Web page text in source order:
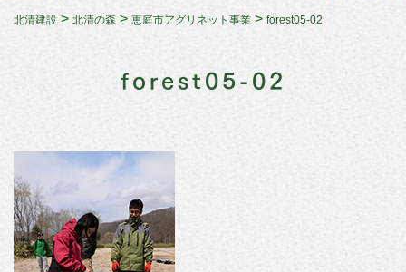
北清建設 > 北清の森 > 恵庭市アグリネット事業 > forest05-02
forest05-02